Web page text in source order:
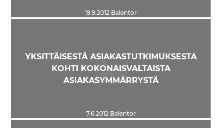
19.9.2012 Balentor
YKSITTÄISESTÄ ASIAKASTUTKIMUKSESTA
KOHTI KOKONAISVALTAISTA
ASIAKASYMMÄRRYSTÄ
7.6.2012 Balentor